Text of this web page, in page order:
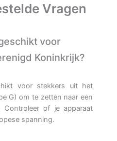
Vragen
voor
Koninkrijk?
voor stekkers uit het
G) om te zetten naar een
Controleer of je apparaat
spanning.